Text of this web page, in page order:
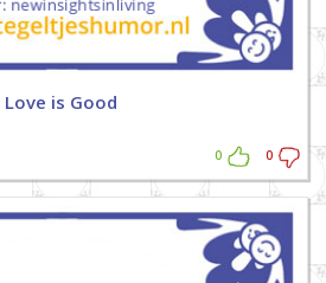
Love is Good
0 0